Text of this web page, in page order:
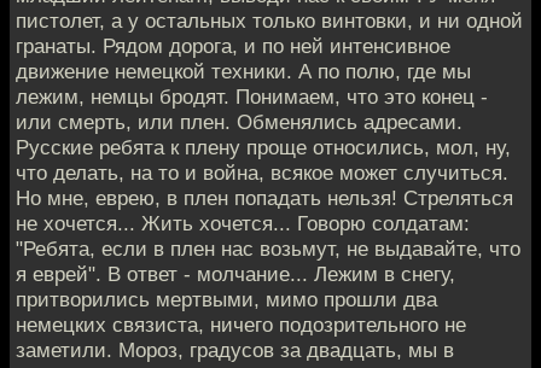
пистолет, а у остальных только винтовки, и ни одной
гранаты. Рядом дорога, и по ней интенсивное
движение немецкой техники. А по полю, где мы
лежим, немцы бродят. Понимаем, что это конец -
или смерть, или плен. Обменялись адресами.
Русские ребята к плену проще относились, мол, ну,
что делать, на то и война, всякое может случиться.
Но мне, еврею, в плен попадать нельзя! Стреляться
не хочется... Жить хочется... Говорю солдатам:
"Ребята, если в плен нас возьмут, не выдавайте, что
я еврей". В ответ - молчание... Лежим в снегу,
притворились мертвыми, мимо прошли два
немецких связиста, ничего подозрительного не
заметили. Мороз, градусов за двадцать, мы в